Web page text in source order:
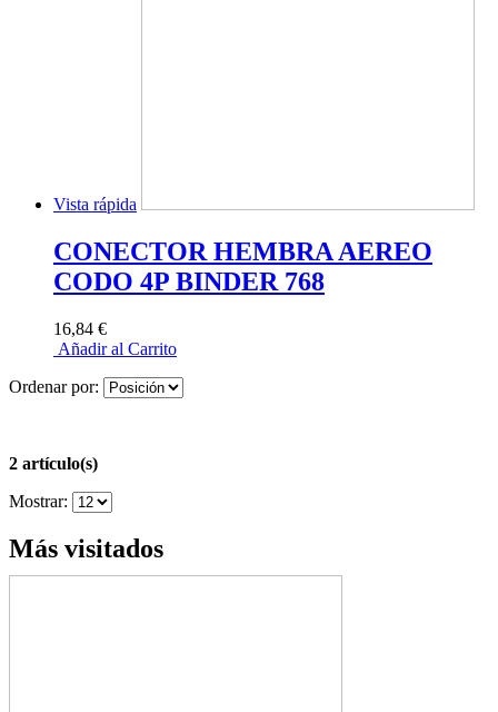
Vista rápida
CONECTOR HEMBRA AEREO
CODO 4P BINDER 768
16,84 €
Añadir al Carrito
Ordenar por:
2 artículo(s)
Mostrar:
Más visitados